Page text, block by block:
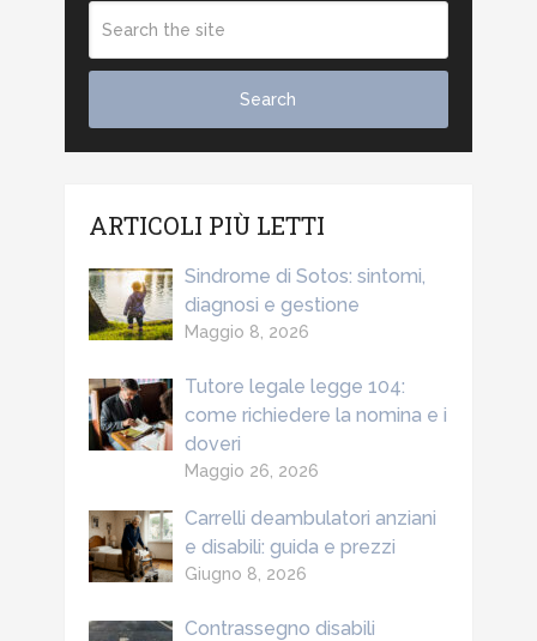
ARTICOLI PIÙ LETTI
Sindrome di Sotos: sintomi,
diagnosi e gestione
Maggio 8, 2026
Tutore legale legge 104:
come richiedere la nomina e i
doveri
Maggio 26, 2026
Carrelli deambulatori anziani
e disabili: guida e prezzi
Giugno 8, 2026
Contrassegno disabili